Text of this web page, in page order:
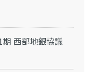
西部地銀協議